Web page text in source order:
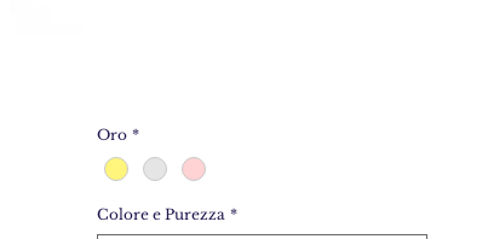
Oro *
Colore e Purezza *